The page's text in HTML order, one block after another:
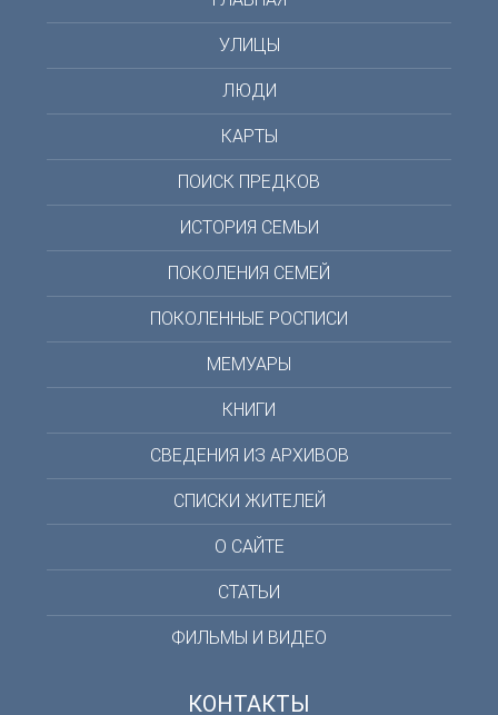
УЛИЦЫ
ЛЮДИ
КАРТЫ
ПОИСК ПРЕДКОВ
ИСТОРИЯ СЕМЬИ
ПОКОЛЕНИЯ СЕМЕЙ
ПОКОЛЕННЫЕ РОСПИСИ
МЕМУАРЫ
КНИГИ
СВЕДЕНИЯ ИЗ АРХИВОВ
СПИСКИ ЖИТЕЛЕЙ
О САЙТЕ
СТАТЬИ
ФИЛЬМЫ И ВИДЕО
КОНТАКТЫ